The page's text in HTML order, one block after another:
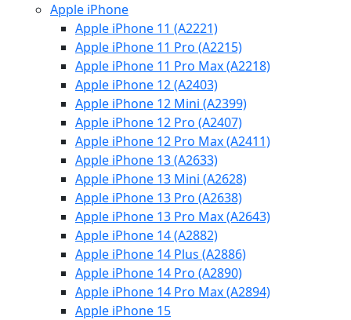
Apple iPhone
Apple iPhone 11 (A2221)
Apple iPhone 11 Pro (A2215)
Apple iPhone 11 Pro Max (A2218)
Apple iPhone 12 (A2403)
Apple iPhone 12 Mini (A2399)
Apple iPhone 12 Pro (A2407)
Apple iPhone 12 Pro Max (A2411)
Apple iPhone 13 (A2633)
Apple iPhone 13 Mini (A2628)
Apple iPhone 13 Pro (A2638)
Apple iPhone 13 Pro Max (A2643)
Apple iPhone 14 (A2882)
Apple iPhone 14 Plus (A2886)
Apple iPhone 14 Pro (A2890)
Apple iPhone 14 Pro Max (A2894)
Apple iPhone 15